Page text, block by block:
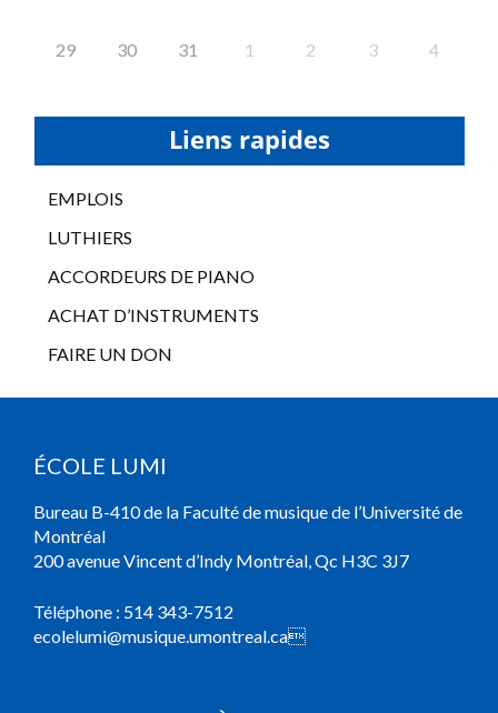
29 30 31 1 2 3 4
Liens rapides
EMPLOIS
LUTHIERS
ACCORDEURS DE PIANO
ACHAT D’INSTRUMENTS
FAIRE UN DON
ÉCOLE LUMI
Bureau B-410 de la Faculté de musique de l’Université de
Montréal
200 avenue Vincent d’Indy Montréal, Qc H3C 3J7
Téléphone : 514 343-7512
ecolelumi@musique.umontreal.ca